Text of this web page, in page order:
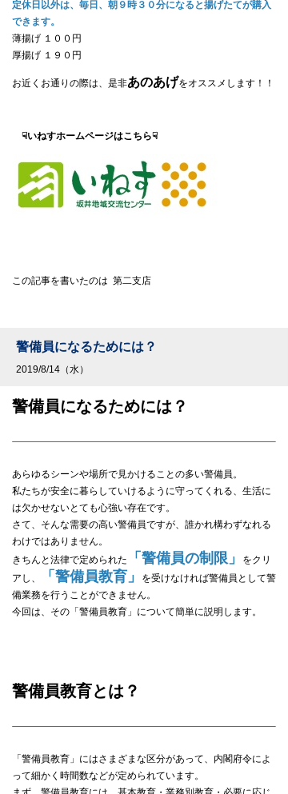
定休日以外は、毎日、朝９時３０分になると揚げたてが購入
できます。
薄揚げ １００円
厚揚げ １９０円
お近くお通りの際は、是非あのあげをオススメします！！
☟いねすホームページはこちら☟
この記事を書いたのは 第二支店
警備員になるためには？
2019/8/14（水）
警備員になるためには？
あらゆるシーンや場所で見かけることの多い警備員。
私たちが安全に暮らしていけるように守ってくれる、生活に
は欠かせないとても心強い存在です。
さて、そんな需要の高い警備員ですが、誰かれ構わずなれる
わけではありません。
きちんと法律で定められた
「警備員の制限」
をクリ
アし、
「警備員教育」
を受けなければ警備員として警
備業務を行うことができません。
今回は、その「警備員教育」について簡単に説明します。
警備員教育とは？
「警備員教育」にはさまざまな区分があって、内閣府令によ
って細かく時間数などが定められています。